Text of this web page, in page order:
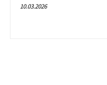
10.03.2026